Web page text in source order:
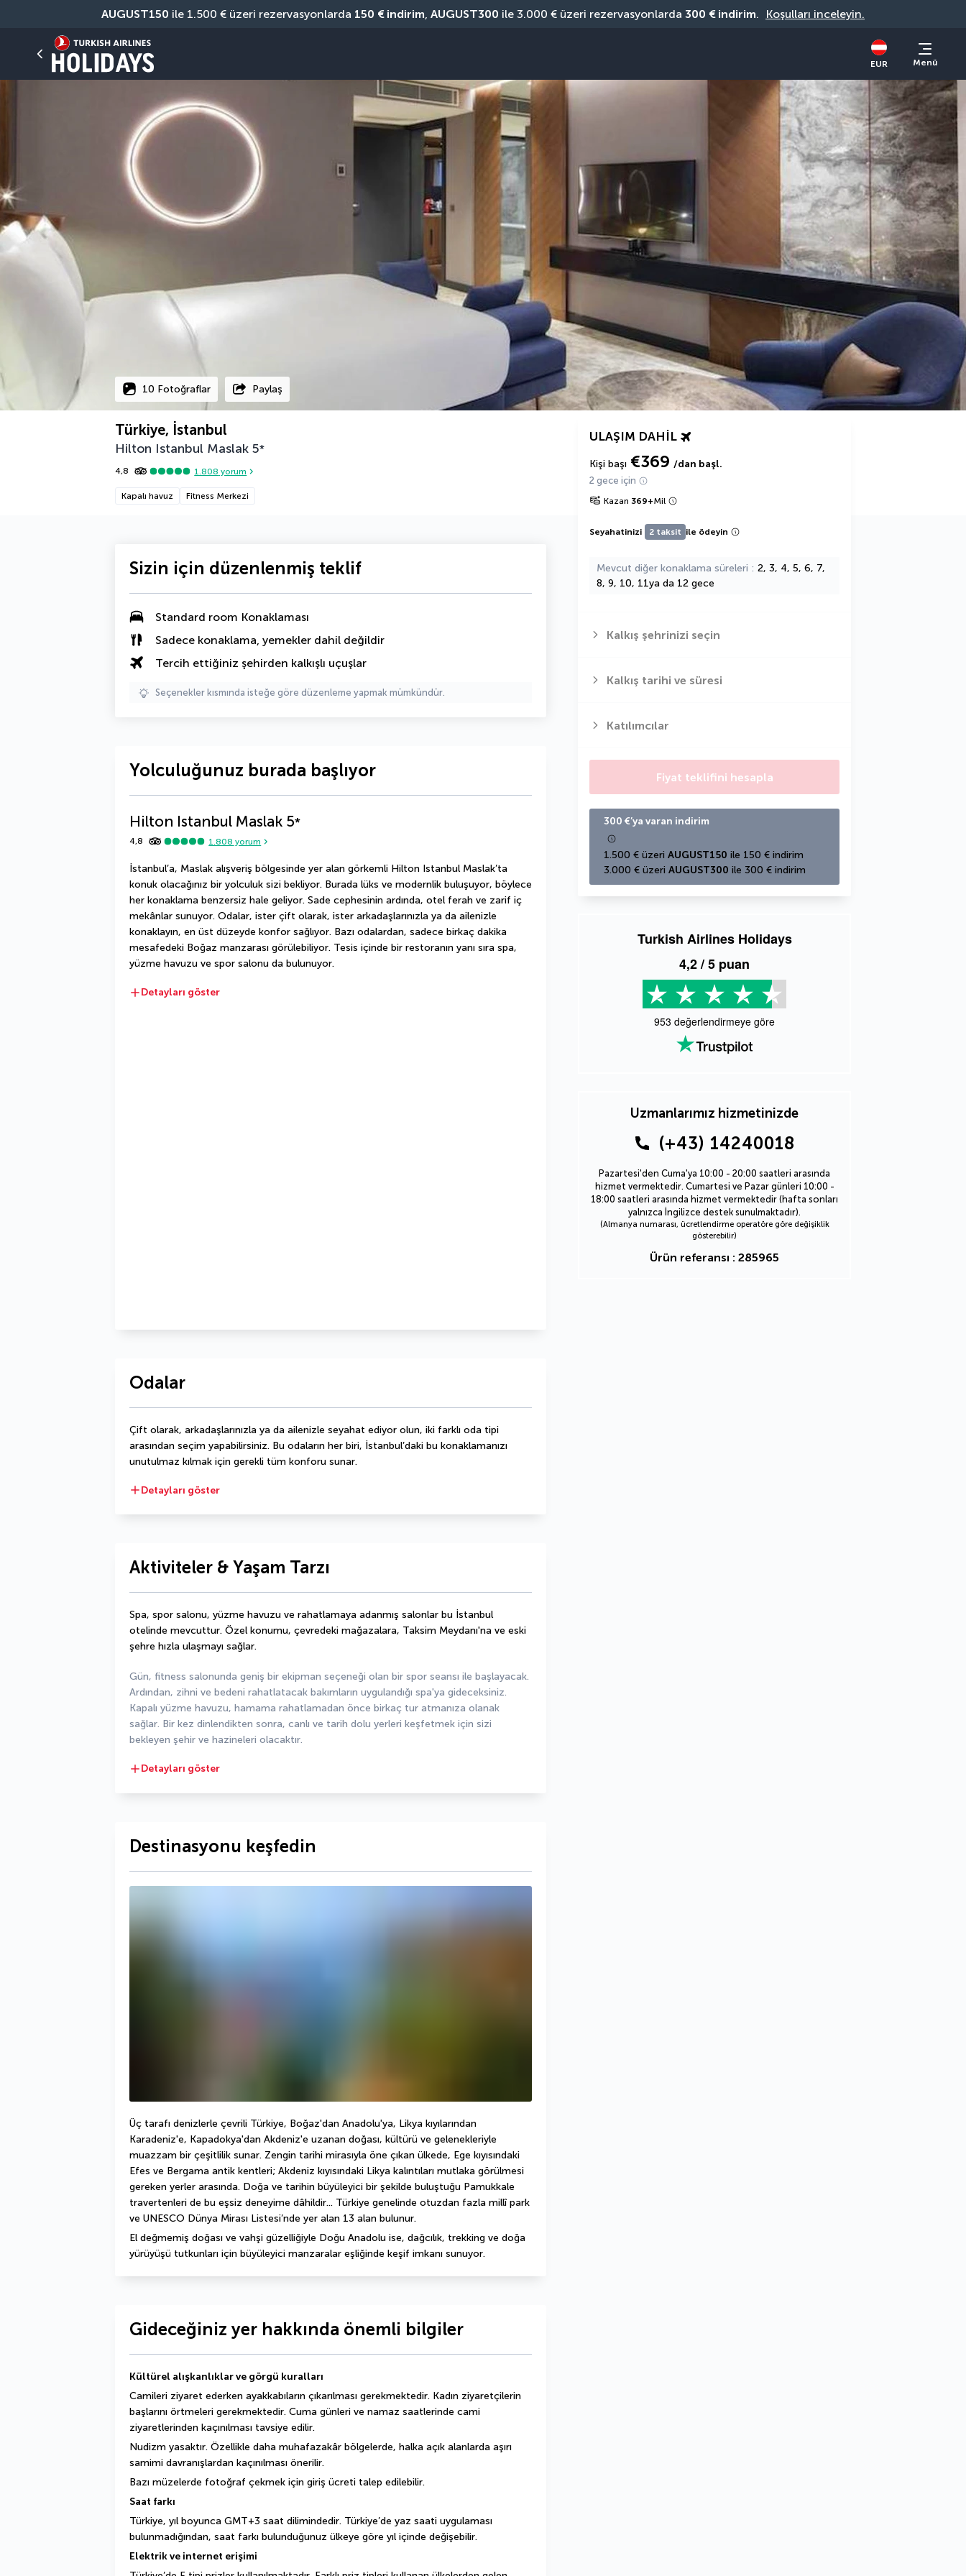
AUGUST150 ile 1.500 € üzeri rezervasyonlarda 150 € indirim, AUGUST300 ile 3.000 € üzeri rezervasyonlarda 300 € indirim. Koşulları inceleyin.
EUR Menü
10 Fotoğraflar Paylaş
Türkiye, İstanbul
Hilton Istanbul Maslak 5*
4,8 1.808 yorum
Kapalı havuz Fitness Merkezi
ULAŞIM DAHIL
Kişi başı €369 /dan başl.
2 gece için
Kazan 369+Mil
Seyahatinizi 2 taksit ile ödeyin
Mevcut diğer konaklama süreleri
2, 3, 4, 5, 6, 7,
8, 9, 10, 11ya da 12 gece
Kalkış şehrinizi seçin
Kalkış tarihi ve süresi
Katılımcılar
Fiyat teklifini hesapla
300 €’ya varan indirim
1.500 € üzeri AUGUST150 ile 150 € indirim
3.000 € üzeri AUGUST300 ile 300 € indirim
Turkish Airlines Holidays
4,2/ 5 puan
953 değerlendirmeye göre
Uzmanlarımız hizmetinizde
(+43) 14240018
Pazartesi'den Cuma'ya 10:00 - 20:00 saatleri arasında
hizmet vermektedir. Cumartesi ve Pazar günleri 10:00 -
18:00 saatleri arasında hizmet vermektedir (hafta sonları
yalnızca İngilizce destek sunulmaktadır).
(Almanya numarası, ücretlendirme operatöre göre değişiklik
gösterebilir)
Ürün referansı : 285965
Sizin için düzenlenmiş teklif
Standard room Konaklaması
Sadece konaklama, yemekler dahil değildir
Tercih ettiğiniz şehirden kalkışlı uçuşlar
Seçenekler kısmında isteğe göre düzenleme yapmak mümkündür.
Yolculuğunuz burada başlıyor
Hilton Istanbul Maslak 5*
4,8 1.808 yorum
İstanbul’a, Maslak alışveriş bölgesinde yer alan görkemli Hilton Istanbul Maslak’ta
konuk olacağınız bir yolculuk sizi bekliyor. Burada lüks ve modernlik buluşuyor, böylece
her konaklama benzersiz hale geliyor. Sade cephesinin ardında, otel ferah ve zarif iç
mekânlar sunuyor. Odalar, ister çift olarak, ister arkadaşlarınızla ya da ailenizle
konaklayın, en üst düzeyde konfor sağlıyor. Bazı odalardan, sadece birkaç dakika
mesafedeki Boğaz manzarası görülebiliyor. Tesis içinde bir restoranın yanı sıra spa,
yüzme havuzu ve spor salonu da bulunuyor.
Detayları göster
Odalar
Çift olarak, arkadaşlarınızla ya da ailenizle seyahat ediyor olun, iki farklı oda tipi
arasından seçim yapabilirsiniz. Bu odaların her biri, İstanbul’daki bu konaklamanızı
unutulmaz kılmak için gerekli tüm konforu sunar.
Detayları göster
Aktiviteler & Yaşam Tarzı
Spa, spor salonu, yüzme havuzu ve rahatlamaya adanmış salonlar bu İstanbul
otelinde mevcuttur. Özel konumu, çevredeki mağazalara, Taksim Meydanı'na ve eski
şehre hızla ulaşmayı sağlar.
Gün, fitness salonunda geniş bir ekipman seçeneği olan bir spor seansı ile başlayacak.
Ardından, zihni ve bedeni rahatlatacak bakımların uygulandığı spa'ya gideceksiniz.
Kapalı yüzme havuzu, hamama rahatlamadan önce birkaç tur atmanıza olanak
sağlar. Bir kez dinlendikten sonra, canlı ve tarih dolu yerleri keşfetmek için sizi
bekleyen şehir ve hazineleri olacaktır.
Detayları göster
Destinasyonu keşfedin
Üç tarafı denizlerle çevrili Türkiye, Boğaz'dan Anadolu'ya, Likya kıyılarından
Karadeniz'e, Kapadokya'dan Akdeniz'e uzanan doğası, kültürü ve gelenekleriyle
muazzam bir çeşitlilik sunar. Zengin tarihi mirasıyla öne çıkan ülkede, Ege kıyısındaki
Efes ve Bergama antik kentleri; Akdeniz kıyısındaki Likya kalıntıları mutlaka görülmesi
gereken yerler arasında. Doğa ve tarihin büyüleyici bir şekilde buluştuğu Pamukkale
travertenleri de bu eşsiz deneyime dâhildir... Türkiye genelinde otuzdan fazla millî park
ve UNESCO Dünya Mirası Listesi’nde yer alan 13 alan bulunur.
El değmemiş doğası ve vahşi güzelliğiyle Doğu Anadolu ise, dağcılık, trekking ve doğa
yürüyüşü tutkunları için büyüleyici manzaralar eşliğinde keşif imkanı sunuyor.
Gideceğiniz yer hakkında önemli bilgiler
Kültürel alışkanlıklar ve görgü kuralları
Camileri ziyaret ederken ayakkabıların çıkarılması gerekmektedir. Kadın ziyaretçilerin
başlarını örtmeleri gerekmektedir. Cuma günleri ve namaz saatlerinde cami
ziyaretlerinden kaçınılması tavsiye edilir.
Nudizm yasaktır. Özellikle daha muhafazakâr bölgelerde, halka açık alanlarda aşırı
samimi davranışlardan kaçınılması önerilir.
Bazı müzelerde fotoğraf çekmek için giriş ücreti talep edilebilir.
Saat farkı
Türkiye, yıl boyunca GMT+3 saat dilimindedir. Türkiye’de yaz saati uygulaması
bulunmadığından, saat farkı bulunduğunuz ülkeye göre yıl içinde değişebilir.
Elektrik ve internet erişimi